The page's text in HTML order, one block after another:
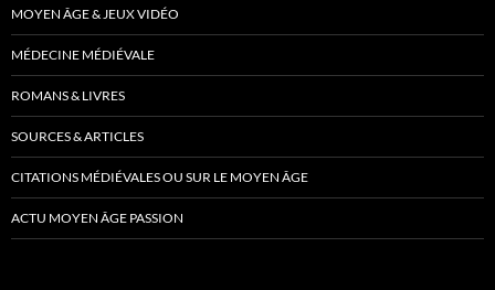
MOYEN ÂGE & JEUX VIDÉO
MÉDECINE MÉDIÉVALE
ROMANS & LIVRES
SOURCES & ARTICLES
CITATIONS MÉDIÉVALES OU SUR LE MOYEN ÂGE
ACTU MOYEN ÂGE PASSION